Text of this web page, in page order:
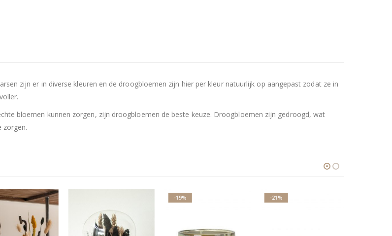
zijn er in diverse kleuren en de droogbloemen zijn hier per kleur natuurlijk op aangepast zodat ze in
bloemen kunnen zorgen, zijn droogbloemen de beste keuze. Droogbloemen zijn gedroogd, wat
zorgen.
-19% -21%